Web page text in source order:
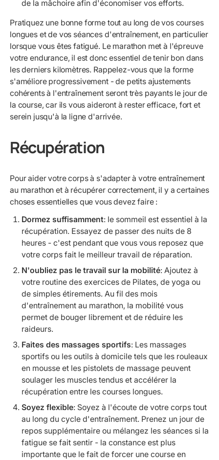
de la mâchoire afin d'économiser vos efforts.
Pratiquez une bonne forme tout au long de vos courses
longues et de vos séances d'entraînement, en particulier
lorsque vous êtes fatigué. Le marathon met à l'épreuve
votre endurance, il est donc essentiel de tenir bon dans
les derniers kilomètres. Rappelez-vous que la forme
s'améliore progressivement - de petits ajustements
cohérents à l'entraînement seront très payants le jour de
la course, car ils vous aideront à rester efficace, fort et
serein jusqu'à la ligne d'arrivée.
Récupération
Pour aider votre corps à s'adapter à votre entraînement
au marathon et à récupérer correctement, il y a certaines
choses essentielles que vous devez faire :
Dormez suffisamment: le sommeil est essentiel à la
récupération. Essayez de passer des nuits de 8
heures - c'est pendant que vous vous reposez que
votre corps fait le meilleur travail de réparation.
N'oubliez pas le travail sur la mobilité: Ajoutez à
votre routine des exercices de Pilates, de yoga ou
de simples étirements. Au fil des mois
d'entraînement au marathon, la mobilité vous
permet de bouger librement et de réduire les
raideurs.
Faites des massages sportifs: Les massages
sportifs ou les outils à domicile tels que les rouleaux
en mousse et les pistolets de massage peuvent
soulager les muscles tendus et accélérer la
récupération entre les courses longues.
Soyez flexible: Soyez à l'écoute de votre corps tout
au long du cycle d'entraînement. Prenez un jour de
repos supplémentaire ou mélangez les séances si la
fatigue se fait sentir - la constance est plus
importante que le fait de forcer une course en